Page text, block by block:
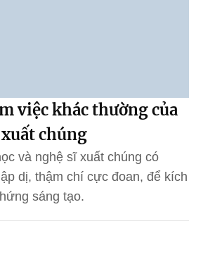
việc khác thường của
chúng
và nghệ sĩ xuất chúng có
dị, thậm chí cực đoan, để kích
sáng tạo.